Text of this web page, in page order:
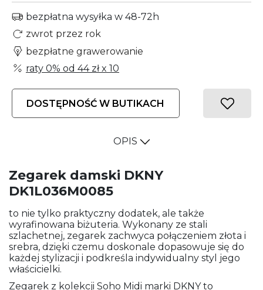
bezpłatna wysyłka w 48-72h
zwrot przez rok
bezpłatne grawerowanie
raty 0% od 44 złx 10
DOSTĘPNOŚĆ W BUTIKACH
OPIS
Zegarek damski DKNY
DK1L036M0085
to nie tylko praktyczny dodatek, ale także
wyrafinowana biżuteria. Wykonany ze stali
szlachetnej, zegarek zachwyca połączeniem złota i
srebra, dzięki czemu doskonale dopasowuje się do
każdej stylizacji i podkreśla indywidualny styl jego
właścicielki.
Zegarek z kolekcji Soho Midi marki DKNY to